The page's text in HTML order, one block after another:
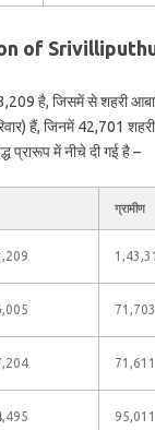
of
है, जिसमें से शहरी
हैं, जिनमें 42,701
प्रारूप में नीचे दी गई है –
ग्रामीण
71,703
71,611
95,011